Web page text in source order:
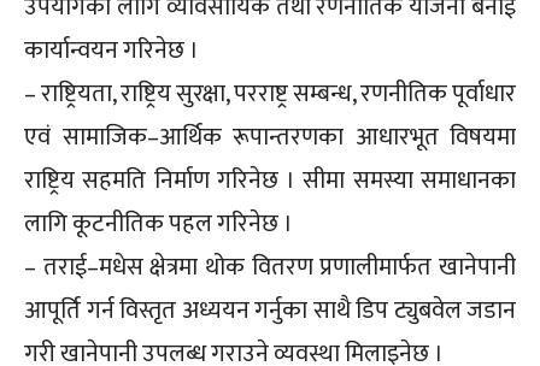
कार्यान्वयन गरिनेछ ।
– राष्ट्रियता, राष्ट्रिय सुरक्षा, परराष्ट्र सम्बन्ध, रणनीतिक पूर्वाधार
एवं सामाजिक–आर्थिक रूपान्तरणका आधारभूत विषयमा
राष्ट्रिय सहमति निर्माण गरिनेछ । सीमा समस्या समाधानका
लागि कूटनीतिक पहल गरिनेछ ।
– तराई–मधेस क्षेत्रमा थोक वितरण प्रणालीमार्फत खानेपानी
आपूर्ति गर्न विस्तृत अध्ययन गर्नुका साथै डिप ट्युबवेल जडान
गरी खानेपानी उपलब्ध गराउने व्यवस्था मिलाइनेछ ।